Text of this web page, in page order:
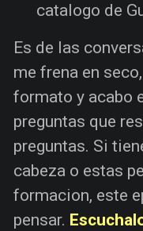
catalogo de
Es de las
me frena en
formato y acabo
preguntas que
preguntas. Si
cabeza o estas
formacion, este
pensar.